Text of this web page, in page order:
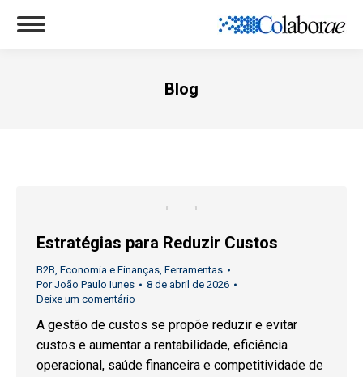
Blog
Estratégias para Reduzir Custos
B2B, Economia e Finanças, Ferramentas
PorJoão Paulo Iunes
8 de abril de 2026
Deixe um comentário
A gestão de custos se propõe reduzir e evitar
custos e aumentar a rentabilidade, eficiência
operacional, saúde financeira e competitividade de